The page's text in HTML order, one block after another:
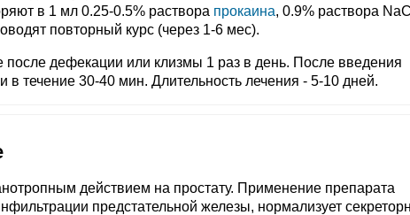
в 1 мл 0.25-0.5% раствора прокаина, 0.9% раствора
повторный курс (через 1-6 мес).
после дефекации или клизмы 1 раз в день. После введения
в течение 30-40 мин. Длительность лечения - 5-10 дней.
действием на простату. Применение препарата
предстательной железы, нормализует